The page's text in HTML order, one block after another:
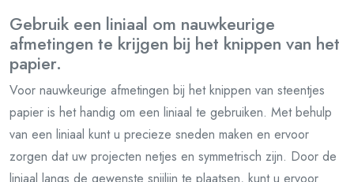
Gebruik een liniaal om nauwkeurige
afmetingen te krijgen bij het knippen van het
papier.
Voor nauwkeurige afmetingen bij het knippen van steentjes
papier is het handig om een liniaal te gebruiken. Met behulp
van een liniaal kunt u precieze sneden maken en ervoor
zorgen dat uw projecten netjes en symmetrisch zijn. Door de
liniaal langs de gewenste snijlijn te plaatsen, kunt u ervoor